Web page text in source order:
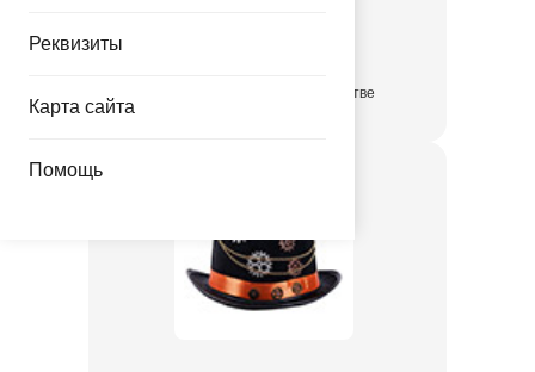
Реквизиты
Карта сайта
Помощь
в достаточном количестве